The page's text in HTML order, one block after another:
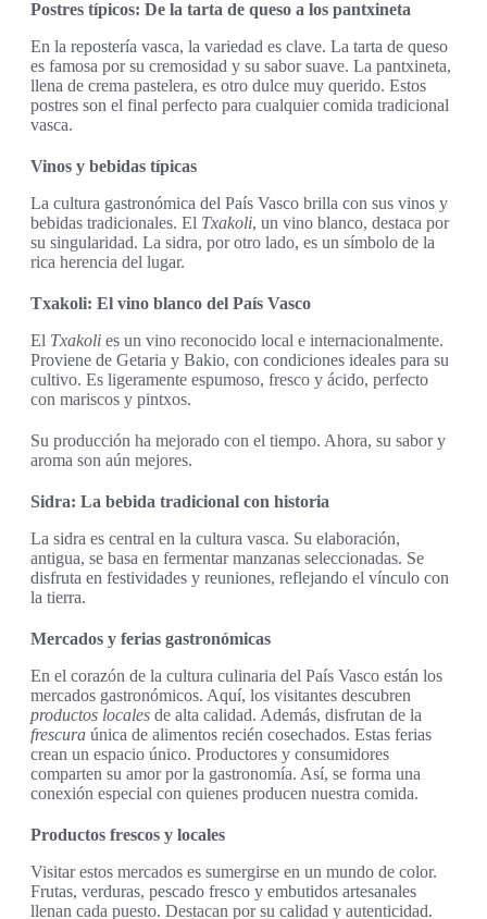
Postres típicos: De la tarta de queso a los pantxineta
En la repostería vasca, la variedad es clave. La tarta de queso
es famosa por su cremosidad y su sabor suave. La pantxineta,
llena de crema pastelera, es otro dulce muy querido. Estos
postres son el final perfecto para cualquier comida tradicional
vasca.
Vinos y bebidas típicas
La cultura gastronómica del País Vasco brilla con sus vinos y
bebidas tradicionales. El Txakoli, un vino blanco, destaca por
su singularidad. La sidra, por otro lado, es un símbolo de la
rica herencia del lugar.
Txakoli: El vino blanco del País Vasco
El Txakoli es un vino reconocido local e internacionalmente.
Proviene de Getaria y Bakio, con condiciones ideales para su
cultivo. Es ligeramente espumoso, fresco y ácido, perfecto
con mariscos y pintxos.
Su producción ha mejorado con el tiempo. Ahora, su sabor y
aroma son aún mejores.
Sidra: La bebida tradicional con historia
La sidra es central en la cultura vasca. Su elaboración,
antigua, se basa en fermentar manzanas seleccionadas. Se
disfruta en festividades y reuniones, reflejando el vínculo con
la tierra.
Mercados y ferias gastronómicas
En el corazón de la cultura culinaria del País Vasco están los
mercados gastronómicos. Aquí, los visitantes descubren
productos locales de alta calidad. Además, disfrutan de la
frescura única de alimentos recién cosechados. Estas ferias
crean un espacio único. Productores y consumidores
comparten su amor por la gastronomía. Así, se forma una
conexión especial con quienes producen nuestra comida.
Productos frescos y locales
Visitar estos mercados es sumergirse en un mundo de color.
Frutas, verduras, pescado fresco y embutidos artesanales
llenan cada puesto. Destacan por su calidad y autenticidad.